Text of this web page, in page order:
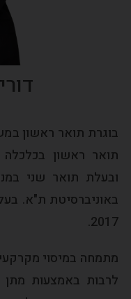
בוגרת תואר ראשון
תואר ראשון בכלכלה
ובעלת תואר שני
באוניברסיטת ת"א.
2017.
מתמחה במיסוי
לרבות באמצעות מתן